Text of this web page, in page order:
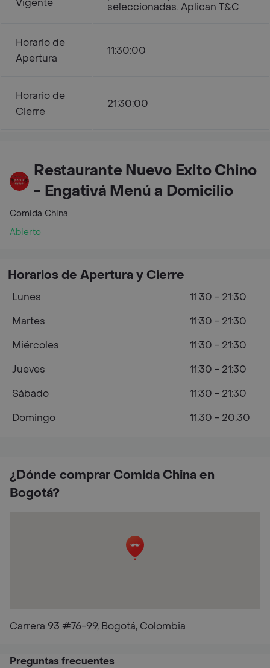
Vigente
seleccionadas. Aplican T&C
Horario de
Apertura
11:30:00
Horario de
Cierre
21:30:00
Restaurante Nuevo Exito Chino
- Engativá Menú a Domicilio
Comida China
Abierto
¿Dónde comprar Comida China en
Bogotá?
Carrera 93 #76-99, Bogotá, Colombia
Horarios de Apertura y Cierre
Lunes
11:30 - 21:30
Martes
11:30 - 21:30
Miércoles
11:30 - 21:30
Jueves
11:30 - 21:30
Sábado
11:30 - 21:30
Domingo
11:30 - 20:30
Preguntas frecuentes